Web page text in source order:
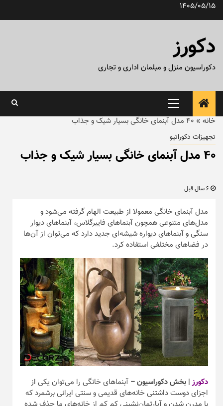
پرش1405/05/15
دکورز
دکوراسیون منزل و مبلمان اداری و تجاری
منوی
اصلی
خانه » ۴۰ مدل آبنمای خانگی بسیار شیک و جذاب
تجهیزات دکوراتیو
۴۰ مدل آبنمای خانگی بسیار شیک و جذاب
مدل آبنمای خانگی معمولا از طبیعت الهام گرفته می‌شود و
مدل‌های متنوعی همچون آبنما‌های فایبرگلاس، آبنما‌های دیوار
سنگی و آبنما‌های دیواره شیشه‌ای جدید دارد که می‌توان از آن‌ها
در فضا‌های مختلفی استفاده کرد.
دکورز| بخش دکوراسیون – آبنما‌های خانگی را می‌توان یکی از
اجزای دوست داشتنی خانه‌های قدیمی و سنتی ایرانی برشمرد که